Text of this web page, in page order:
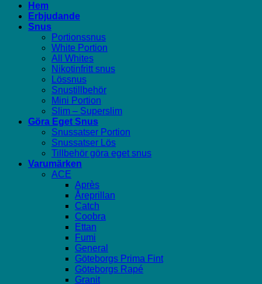
Hem
Erbjudande
Snus
Portionssnus
White Portion
All Whites
Nikotinfritt snus
Lössnus
Snustillbehör
Mini Portion
Slim – Superslim
Göra Eget Snus
Snussatser Portion
Snussatser Lös
Tillbehör göra eget snus
Varumärken
ACE
Après
Åreprillan
Catch
Coobra
Ettan
Fumi
General
Göteborgs Prima Fint
Göteborgs Rapé
Granit